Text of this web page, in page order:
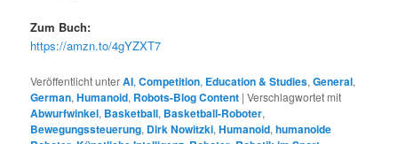
Zum Buch:
https://amzn.to/4gYZXT7
Veröffentlicht unterAI,Competition, Education & Studies,General,
German,Humanoid, Robots-Blog Content |Verschlagwortet mit
Abwurfwinkel, Basketball, Basketball-Roboter,
Bewegungssteuerung, Dirk Nowitzki,Humanoid,humanoide